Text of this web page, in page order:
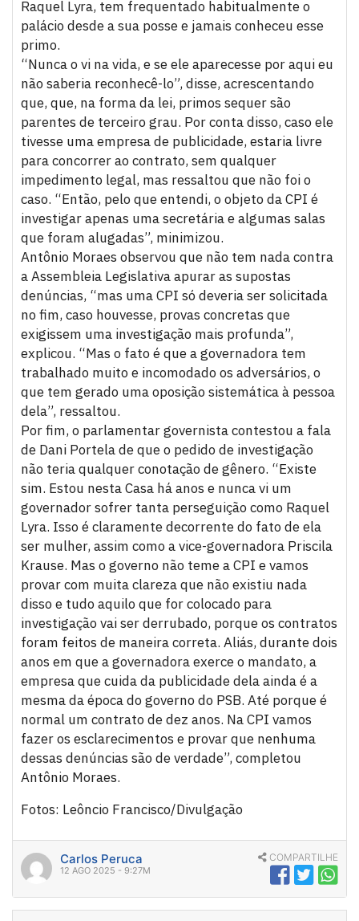
Raquel Lyra, tem frequentado habitualmente o
palácio desde a sua posse e jamais conheceu esse
primo.
“Nunca o vi na vida, e se ele aparecesse por aqui eu
não saberia reconhecê-lo”, disse, acrescentando
que, que, na forma da lei, primos sequer são
parentes de terceiro grau. Por conta disso, caso ele
tivesse uma empresa de publicidade, estaria livre
para concorrer ao contrato, sem qualquer
impedimento legal, mas ressaltou que não foi o
caso. “Então, pelo que entendi, o objeto da CPI é
investigar apenas uma secretária e algumas salas
que foram alugadas”, minimizou.
Antônio Moraes observou que não tem nada contra
a Assembleia Legislativa apurar as supostas
denúncias, “mas uma CPI só deveria ser solicitada
no fim, caso houvesse, provas concretas que
exigissem uma investigação mais profunda”,
explicou. “Mas o fato é que a governadora tem
trabalhado muito e incomodado os adversários, o
que tem gerado uma oposição sistemática à pessoa
dela”, ressaltou.
Por fim, o parlamentar governista contestou a fala
de Dani Portela de que o pedido de investigação
não teria qualquer conotação de gênero. “Existe
sim. Estou nesta Casa há anos e nunca vi um
governador sofrer tanta perseguição como Raquel
Lyra. Isso é claramente decorrente do fato de ela
ser mulher, assim como a vice-governadora Priscila
Krause. Mas o governo não teme a CPI e vamos
provar com muita clareza que não existiu nada
disso e tudo aquilo que for colocado para
investigação vai ser derrubado, porque os contratos
foram feitos de maneira correta. Aliás, durante dois
anos em que a governadora exerce o mandato, a
empresa que cuida da publicidade dela ainda é a
mesma da época do governo do PSB. Até porque é
normal um contrato de dez anos. Na CPI vamos
fazer os esclarecimentos e provar que nenhuma
dessas denúncias são de verdade”, completou
Antônio Moraes.
Fotos: Leôncio Francisco/Divulgação
Carlos Peruca
12 AGO 2025 - 9:27M
COMPARTILHE